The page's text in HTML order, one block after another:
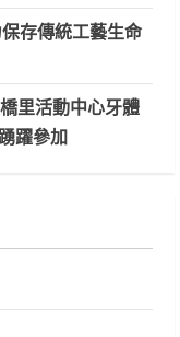
存傳統工藝生命
里活動中心牙體
躍參加